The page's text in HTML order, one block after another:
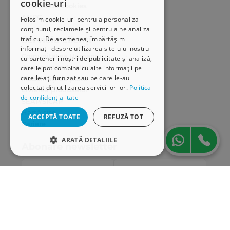
cookie-uri
Folosim cookie-uri pentru a personaliza
conținutul, reclamele și pentru a ne analiza
traficul. De asemenea, împărtășim
informații despre utilizarea site-ului nostru
cu partenerii noștri de publicitate și analiză,
care le pot combina cu alte informații pe
care le-ați furnizat sau pe care le-au
colectat din utilizarea serviciilor lor. Politica
de confidențialitate
ACCEPTĂ TOATE REFUZĂ TOT
ARATĂ DETALIILE
Politica de cookies
ANPC
Serviciu clienți
Comunitatea Hamangiu
Cum comand online
Modalități de plată
Livrarea produselor
SEAP/SICAP
Hartă site
Cariere
Abonare newsletter